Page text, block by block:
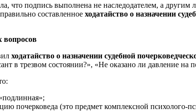
что подпись выполнена не наследодателем, а
составленное ходатайство о назначении
вопросов
ходатайство о назначении судебной
в трезвом состоянии?», «Не оказано ли давление на
почерковеда (это предмет комплексной психолого-